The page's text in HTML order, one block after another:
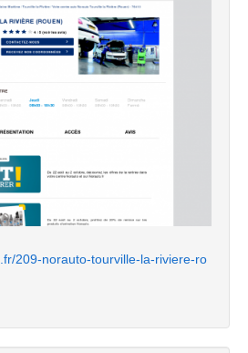
209-norauto-tourville-la-riviere-ro